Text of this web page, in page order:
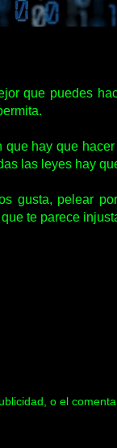
que puedes
hay que
las leyes hay
gusta, pelear
te parece
o el